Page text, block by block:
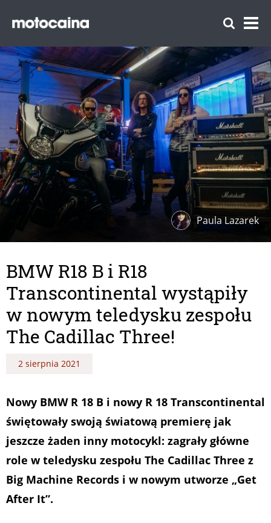
Paula Lazarek
BMW R18 B i R18
Transcontinental wystąpiły
w nowym teledysku zespołu
The Cadillac Three!
2 sierpnia 2021
Nowy BMW R 18 B i nowy R 18 Transcontinental
świętowały swoją światową premierę jak
jeszcze żaden inny motocykl: zagrały główne
role w teledysku zespołu The Cadillac Three z
Big Machine Records i w nowym utworze „Get
After It”.